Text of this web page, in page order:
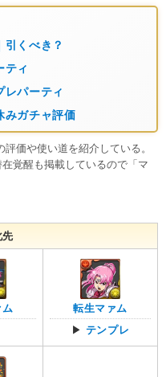
引くべき？
ティ
レパーティ
みガチャ評価
価や使い道を紹介している。
覚醒も掲載しているので「マ
先
ム
転生マァム
▶ テンプレ